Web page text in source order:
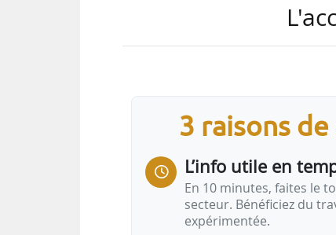
surface qu’en sous-face
3 raisons
L’info utile en
En 10 minutes, faites le
secteur. Bénéficiez du
expérimentée.